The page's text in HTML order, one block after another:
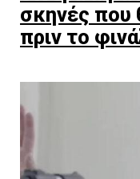
σκηνές που
πριν το